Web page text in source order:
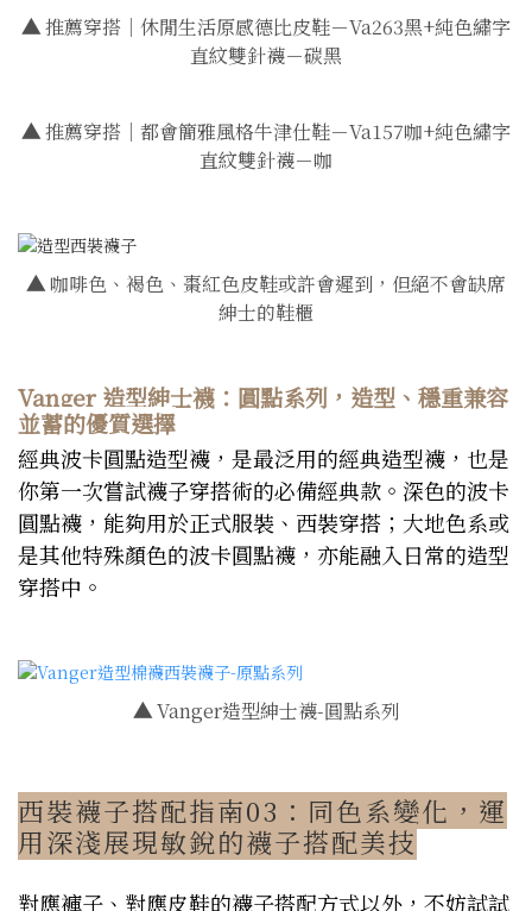
▲推薦穿搭｜休閒生活原感德比皮鞋－Va263黑+純色繡字
直紋雙針襪－碳黑
▲推薦穿搭｜都會簡雅風格牛津仕鞋－Va157咖+純色繡字
直紋雙針襪－咖
▲咖啡色、褐色、棗紅色皮鞋或許會遲到，但絕不會缺席
紳士的鞋櫃
Vanger 造型紳士襪：圓點系列，造型、穩重兼容
並蓄的優質選擇
經典波卡圓點造型襪，是最泛用的經典造型襪，也是
你第一次嘗試襪子穿搭術的必備經典款。深色的波卡
圓點襪，能夠用於正式服裝、西裝穿搭；大地色系或
是其他特殊顏色的波卡圓點襪，亦能融入日常的造型
穿搭中。
▲Vanger造型紳士襪-圓點系列
西裝襪子搭配指南03：同色系變化，運
用深淺展現敏銳的襪子搭配美技
對應褲子、對應皮鞋的襪子搭配方式以外，不妨試試